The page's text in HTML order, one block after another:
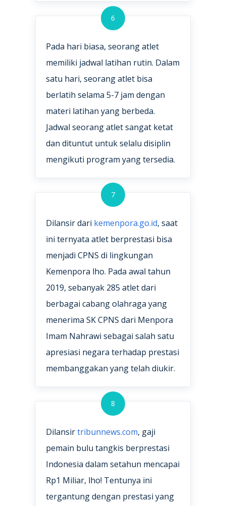
6
Pada hari biasa, seorang atlet
memiliki jadwal latihan rutin. Dalam
satu hari, seorang atlet bisa
berlatih selama 5-7 jam dengan
materi latihan yang berbeda.
Jadwal seorang atlet sangat ketat
dan dituntut untuk selalu disiplin
mengikuti program yang tersedia.
7
Dilansir dari kemenpora.go.id, saat
ini ternyata atlet berprestasi bisa
menjadi CPNS di lingkungan
Kemenpora lho. Pada awal tahun
2019, sebanyak 285 atlet dari
berbagai cabang olahraga yang
menerima SK CPNS dari Menpora
Imam Nahrawi sebagai salah satu
apresiasi negara terhadap prestasi
membanggakan yang telah diukir.
8
Dilansirtribunnews.com, gaji
pemain bulu tangkis berprestasi
Indonesia dalam setahun mencapai
Rp1 Miliar, lho! Tentunya ini
tergantung dengan prestasi yang